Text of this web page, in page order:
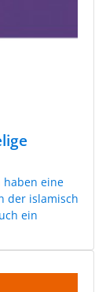
haben eine
der islamisch
ein